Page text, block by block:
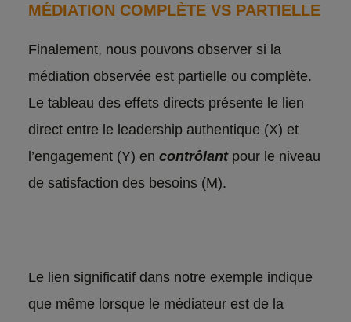
MÉDIATION COMPLÈTE VS PARTIELLE
Finalement, nous pouvons observer si la
médiation observée est partielle ou complète.
Le tableau des effets directs présente le lien
direct entre le leadership authentique (X) et
l’engagement (Y) en contrôlant pour le niveau
de satisfaction des besoins (M).
Le lien significatif dans notre exemple indique
que même lorsque le médiateur est de la